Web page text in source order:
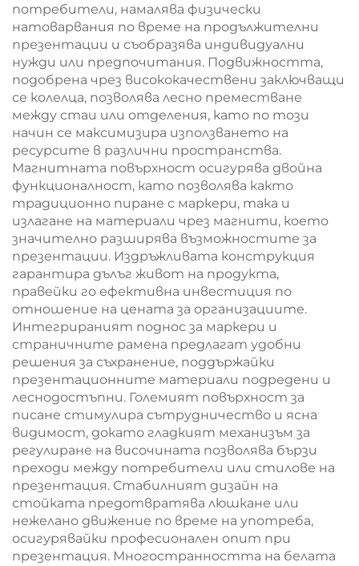
потребители, намалява физически
натоварвания по време на продължителни
презентации и съобразява индивидуални
нужди или предпочитания. Подвижността,
подобрена чрез висококачествени заключващи
се колелца, позволява лесно преместване
между стаи или отделения, като по този
начин се максимизира използването на
ресурсите в различни пространства.
Магнитната повърхност осигурява двойна
функционалност, като позволява както
традиционно пиране с маркери, така и
излагане на материали чрез магнити, което
значително разширява възможностите за
презентации. Издръжливата конструкция
гарантира дълъг живот на продукта,
правейки го ефективна инвестиция по
отношение на цената за организациите.
Интегрираният поднос за маркери и
страничните рамена предлагат удобни
решения за съхранение, поддържайки
презентационните материали подредени и
леснодостъпни. Големият повърхност за
писане стимулира сътрудничество и ясна
видимост, докато гладкият механизъм за
регулиране на височината позволява бързи
преходи между потребители или стилове на
презентация. Стабилният дизайн на
стойката предотвратява люшкане или
нежелано движение по време на употреба,
осигурявайки професионален опит при
презентация. Многостранността на белата